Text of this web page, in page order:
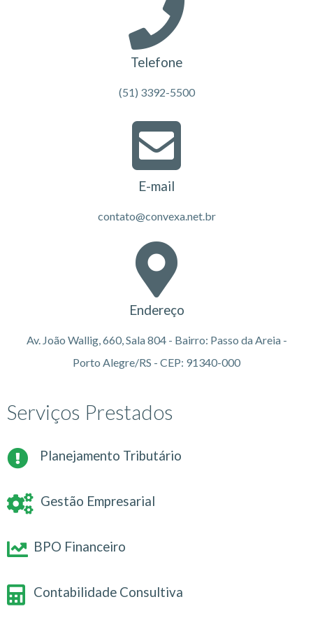
Telefone
(51) 3392-5500
E-mail
contato@convexa.net.br
Endereço
Av. João Wallig, 660, Sala 804 - Bairro: Passo da Areia -
Porto Alegre/RS - CEP: 91340-000
Serviços Prestados
Planejamento Tributário
Gestão Empresarial
BPO Financeiro
Contabilidade Consultiva